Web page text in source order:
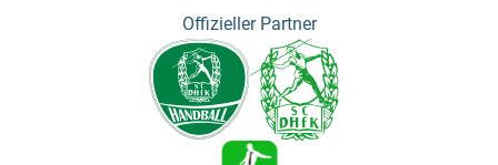
Offizieller Partner